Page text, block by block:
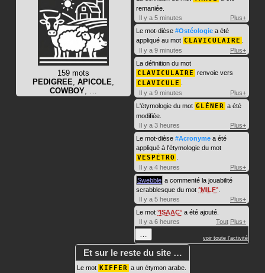
159 mots
PEDIGREE APICOLE
COWBOY
remaniée.
Il y a 5 minutes
Plus+
Le mot-dièse #Ostéologie a été
appliqué au mot CLAVICULAIRE
Il y a 9 minutes
Plus+
La définition du mot
CLAVICULAIRE renvoie vers
CLAVICULE
Il y a 9 minutes
Plus+
L'étymologie du mot GLÉNER a été
modifiée.
Il y a 3 heures
Plus+
Le mot-dièse #Acronyme a été
appliqué à l'étymologie du mot
VESPÉTRO
Il y a 4 heures
Plus+
Swebble a commenté la jouabilité
scrabblesque du mot MILF
Il y a 5 heures
Plus+
Le mot ISAAC a été ajouté.
Il y a 6 heures
Tout Plus+
voir toute l'activité
Et sur le reste du site …
Le mot KIFFER a un étymon arabe.